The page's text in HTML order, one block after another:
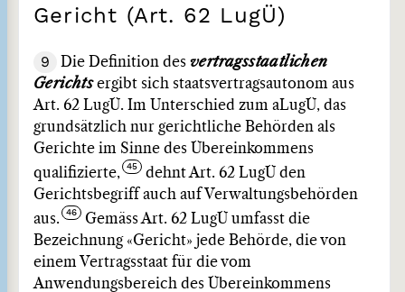
Gericht (Art. 62 LugÜ)
9 Die Definition des vertragsstaatlichen
Gerichtsergibt sich staatsvertragsautonom aus
Art. 62 LugÜ. Im Unterschied zum aLugÜ, das
grundsätzlich nur gerichtliche Behörden als
Gerichte im Sinne des Übereinkommens
qualifizierte,
dehnt Art. 62 LugÜ den
Gerichtsbegriff auch auf Verwaltungsbehörden
aus.
Gemäss Art. 62 LugÜ umfasst die
Bezeichnung «Gericht» jede Behörde, die von
einem Vertragsstaat für die vom
Anwendungsbereich des Übereinkommens